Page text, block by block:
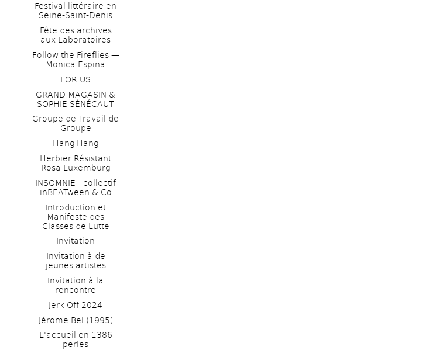
Festival littéraire en
Seine-Saint-Denis
Fête des archives
aux Laboratoires
Follow the Fireflies —
Monica Espina
FOR US
GRAND MAGASIN &
SOPHIE SÉNÉCAUT
Groupe de Travail de
Groupe
Hang Hang
Herbier Résistant
Rosa Luxemburg
INSOMNIE - collectif
inBEATween & Co
Introduction et
Manifeste des
Classes de Lutte
Invitation
Invitation à de
jeunes artistes
Invitation à la
rencontre
Jerk Off 2024
Jérome Bel (1995)
L'accueil en 1386
perles